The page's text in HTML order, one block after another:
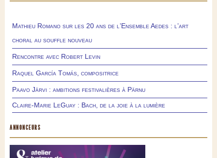
Mathieu Romano sur les 20 ans de l’Ensemble Aedes : l’art
choral au souffle nouveau
Rencontre avec Robert Levin
Raquel García Tomás, compositrice
Paavo Järvi : ambitions festivalières à Pärnu
Claire-Marie LeGuay : Bach, de la joie à la lumière
ANNONCEURS